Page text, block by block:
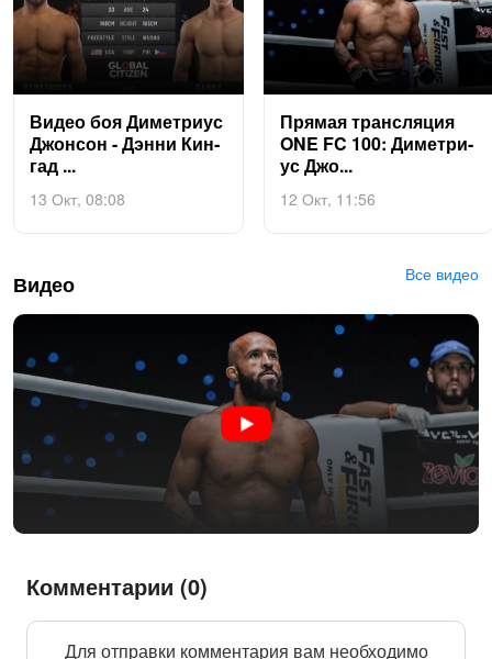
Ви­део боя Ди­мет­ри­ус
Джон­сон - Дэн­ни Кин­
гад ...
13 Окт, 08:08
Пря­мая транс­ля­ция
ONE FC 100: Ди­мет­ри­
ус Джо...
12 Окт, 11:56
Видео Все видео
Комментарии (0)
Для отправки комментария вам необходимо